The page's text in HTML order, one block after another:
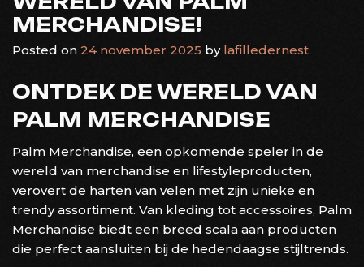
MERCHANDISE!
Posted on 24 november 2025 by lafilledernest
ONTDEK DE WERELD VAN
PALM MERCHANDISE
Palm Merchandise, een opkomende speler in de
wereld van merchandise en lifestyleproducten,
verovert de harten van velen met zijn unieke en
trendy assortiment. Van kleding tot accessoires, Palm
Merchandise biedt een breed scala aan producten
die perfect aansluiten bij de hedendaagse stijltrends.